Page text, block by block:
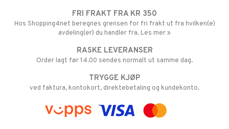
FRI FRAKT FRA KR 350
Hos Shopping4net beregnes grensen for fri frakt ut fra hvilken(e)
avdeling(er) du handler fra. Les mer »
RASKE LEVERANSER
Order lagt før 14.00 sendes normalt ut samme dag.
TRYGGE KJØP
ved faktura, kontokort, direktebetaling og kundekonto.